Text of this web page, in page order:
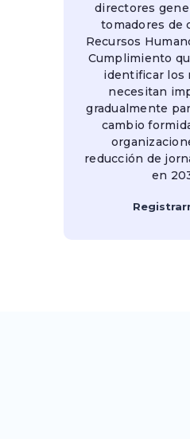
directores
tomadores de
Recursos
Cumplimiento
identificar los
necesitan
gradualmente
cambio
reducción de
en